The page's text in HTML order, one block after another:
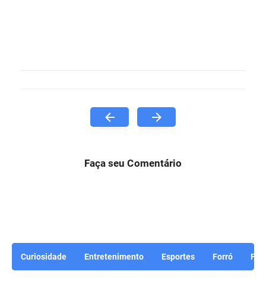
Faça seu Comentário
Curiosidade Entretenimento Esportes Forró